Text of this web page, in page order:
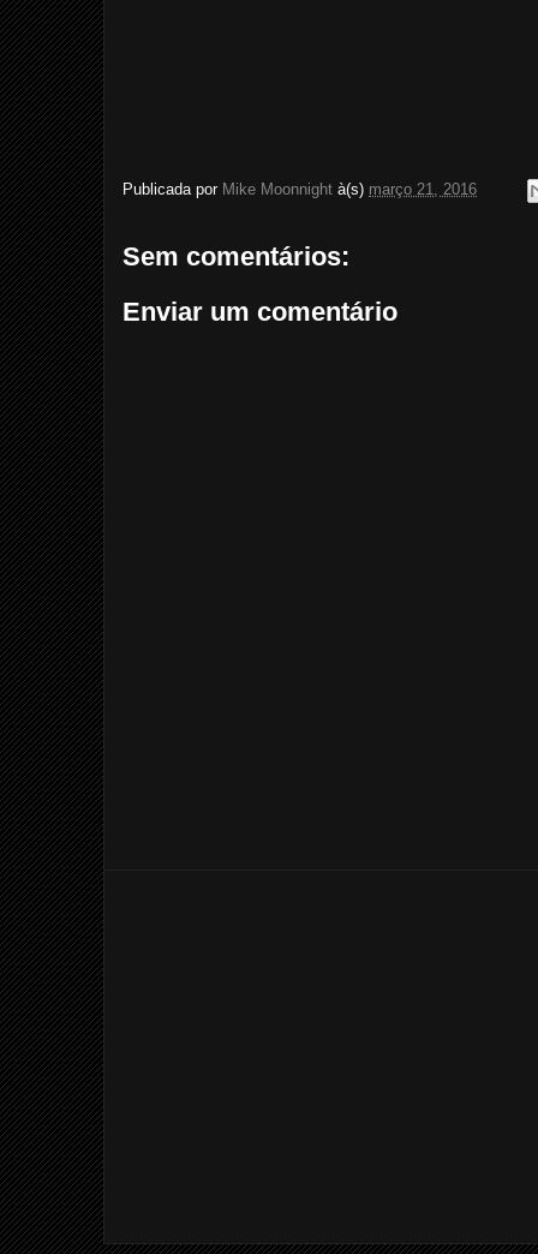
Publicada por Mike Moonnight à(s) março 21, 2016
Sem comentários:
Enviar um comentário